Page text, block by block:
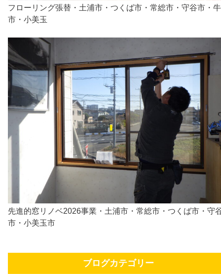
フローリング張替・土浦市・つくば市・常総市・守谷市・
市・小美玉
先進的窓リノベ2026事業・土浦市・常総市・つくば市・守
市・小美玉市
ブログカテゴリー